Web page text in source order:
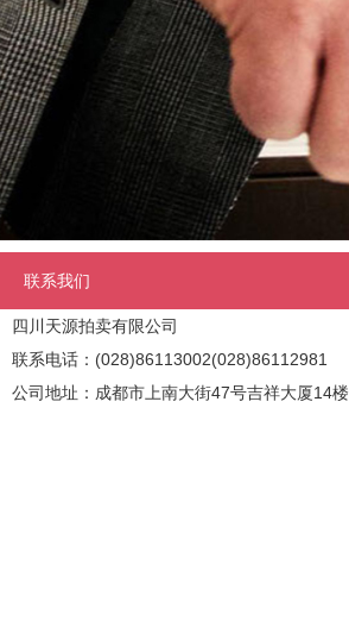
联系我们
四川天源拍卖有限公司
联系电话：(028)86113002(028)86112981
公司地址：成都市上南大街47号吉祥大厦14楼